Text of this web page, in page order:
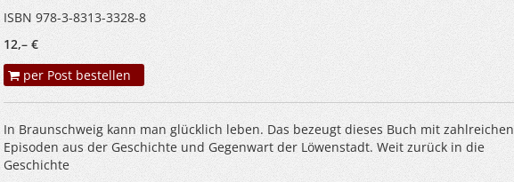
ISBN 978-3-8313-3328-8
12,– €
per Post bestellen
In Braunschweig kann man glücklich leben. Das bezeugt dieses Buch mit zahlreichen
Episoden aus der Geschichte und Gegenwart der Löwenstadt. Weit zurück in die
Geschichte